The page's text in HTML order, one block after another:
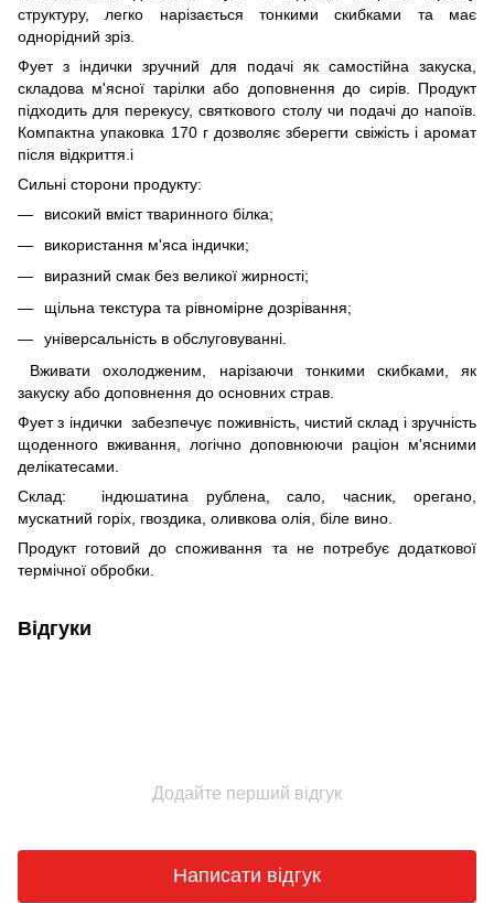
структуру, легко нарізається тонкими скибками та має
однорідний зріз.
Фует з індички зручний для подачі як самостійна закуска,
складова м'ясної тарілки або доповнення до сирів. Продукт
підходить для перекусу, святкового столу чи подачі до напоїв.
Компактна упаковка 170 г дозволяє зберегти свіжість і аромат
після відкриття.і
Сильні сторони продукту:
високий вміст тваринного білка;
використання м'яса індички;
виразний смак без великої жирності;
щільна текстура та рівномірне дозрівання;
універсальність в обслуговуванні.
Вживати охолодженим, нарізаючи тонкими скибками, як
закуску або доповнення до основних страв.
Фует з індички забезпечує поживність, чистий склад і зручність
щоденного вживання, логічно доповнюючи раціон м'ясними
делікатесами.
Склад: індюшатина рублена, сало, часник, орегано,
мускатний горіх, гвоздика, оливкова олія, біле вино.
Продукт готовий до споживання та не потребує додаткової
термічної обробки.
Відгуки
Додайте перший відгук
Написати відгук